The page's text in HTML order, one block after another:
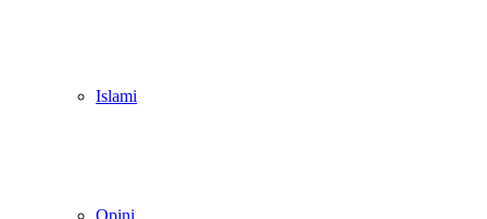
Islami
Opini